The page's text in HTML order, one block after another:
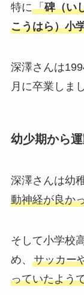
特に「碑（い
こうはら）小
深澤さんは
月に卒業しま
幼少期から
深澤さんは幼
動神経が良か
そして小学校
め、 サッカー
っていたよう